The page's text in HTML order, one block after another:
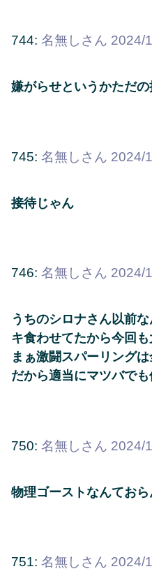
744: 名無しさん 2024/
嫌がらせというかただ
745: 名無しさん 2024/
接待じゃん
746: 名無しさん 2024/
うちのシロナさん以前
キ食わせてたから今回
まぁ激闘スパーリング
だから適当にマツバで
750: 名無しさん 2024/
物理ゴーストなんてお
751: 名無しさん 2024/